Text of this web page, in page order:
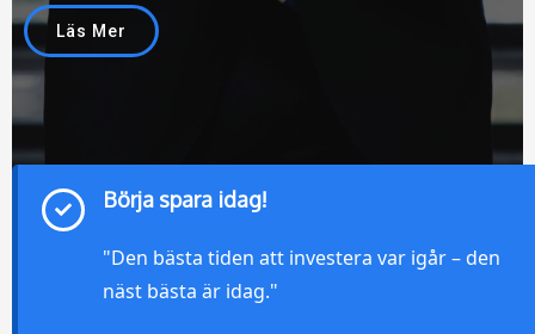
Läs Mer
Börja spara idag!
"Den bästa tiden att investera var igår – den
näst bästa är idag."